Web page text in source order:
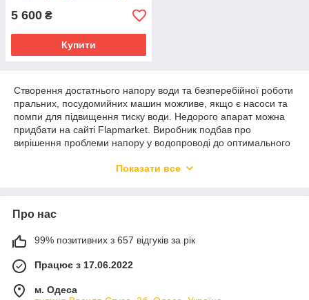
5 600 ₴
Купити
Створення достатнього напору води та безперебійної роботи
пральних, посудомийних машин можливе, якщо є насоси та
помпи для підвищення тиску води. Недорого апарат можна
придбати на сайті Flapmarket. Виробник подбав про
вирішення проблеми напору у водопроводі до оптимального
нормами та правилами СНіП, необхідно купити насос для
руйнування мембранної оболонки, засмічення фільтра –
враховується:
тип завдання для дому;
Показати все
Про нас
99% позитивних з 657 відгуків за рік
Працює з 17.06.2022
м. Одеса